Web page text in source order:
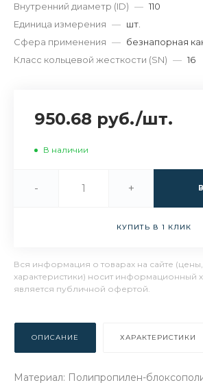
Внутренний диаметр (ID) — 110
Единица измерения — шт.
Сфера применения — безнапорная
Класс кольцевой жесткости (SN) — 16
950.68 руб./шт.
В наличии
- +
КУПИТЬ В 1 КЛИК
Вся информация о товарах на сайте
характеристики) носит информационный
является публичной офертой.
ОПИСАНИЕ ХАРАКТЕРИСТИКИ
Материал: Полипропилен-